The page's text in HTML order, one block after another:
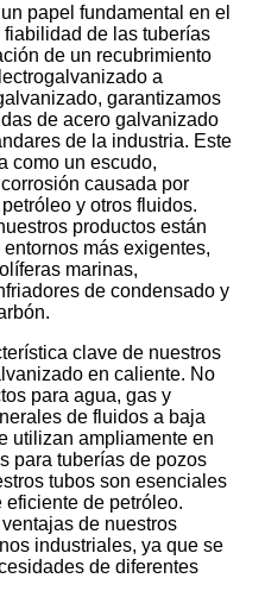
papel fundamental en el
de las tuberías
de un recubrimiento
a
garantizamos
de acero galvanizado
de la industria. Este
como un escudo,
causada por
y otros fluidos.
productos están
más exigentes,
marinas,
de condensado y
clave de nuestros
en caliente. No
para agua, gas y
de fluidos a baja
utilizan ampliamente en
para tuberías de pozos
tubos son esenciales
eficiente de petróleo.
de nuestros
industriales, ya que se
de diferentes